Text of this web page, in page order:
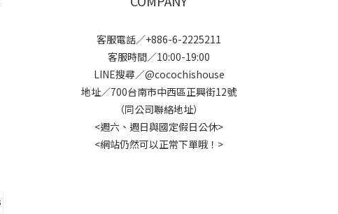
客服電話／+886-6-2225211
客服時間／10:00-19:00
LINE搜尋／@cocochishouse
地址／700台南市中西區正興街12號
（同公司聯絡地址）
<週六、週日與國定假日公休>
<網站仍然可以正常下單哦！>